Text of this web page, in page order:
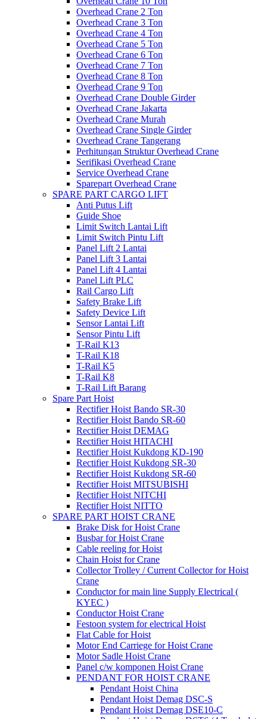
Overhead Crane 2 Ton
Overhead Crane 3 Ton
Overhead Crane 4 Ton
Overhead Crane 5 Ton
Overhead Crane 6 Ton
Overhead Crane 7 Ton
Overhead Crane 8 Ton
Overhead Crane 9 Ton
Overhead Crane Double Girder
Overhead Crane Jakarta
Overhead Crane Murah
Overhead Crane Single Girder
Overhead Crane Tangerang
Perhitungan Struktur Overhead Crane
Serifikasi Overhead Crane
Service Overhead Crane
Sparepart Overhead Crane
SPARE PART CARGO LIFT
Anti Putus Lift
Guide Shoe
Limit Switch Lantai Lift
Limit Switch Pintu Lift
Panel Lift 2 Lantai
Panel Lift 3 Lantai
Panel Lift 4 Lantai
Panel Lift PLC
Rail Cargo Lift
Safety Brake Lift
Safety Device Lift
Sensor Lantai Lift
Sensor Pintu Lift
T-Rail K13
T-Rail K18
T-Rail K5
T-Rail K8
T-Rail Lift Barang
Spare Part Hoist
Rectifier Hoist Bando SR-30
Rectifier Hoist Bando SR-60
Rectifier Hoist DEMAG
Rectifier Hoist HITACHI
Rectifier Hoist Kukdong KD-190
Rectifier Hoist Kukdong SR-30
Rectifier Hoist Kukdong SR-60
Rectifier Hoist MITSUBISHI
Rectifier Hoist NITCHI
Rectifier Hoist NITTO
SPARE PART HOIST CRANE
Brake Disk for Hoist Crane
Busbar for Hoist Crane
Cable reeling for Hoist
Chain Hoist for Crane
Collector Trolley / Current Collector for Hoist
Crane
Conductor for main line Supply Electrical (
KYEC )
Conductor Hoist Crane
Festoon system for electrical Hoist
Flat Cable for Hoist
Motor End Carriege for Hoist Crane
Motor Sadle Hoist Crane
Panel c/w komponen Hoist Crane
PENDANT FOR HOIST CRANE
Pendant Hoist China
Pendant Hoist Demag DSC-S
Pendant Hoist Demag DSE10-C